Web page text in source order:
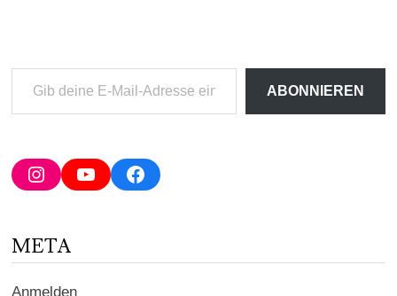
deine
Adresse
ein ...
ABONNIEREN
InstagramYouTubeFacebook
META
Anmelden